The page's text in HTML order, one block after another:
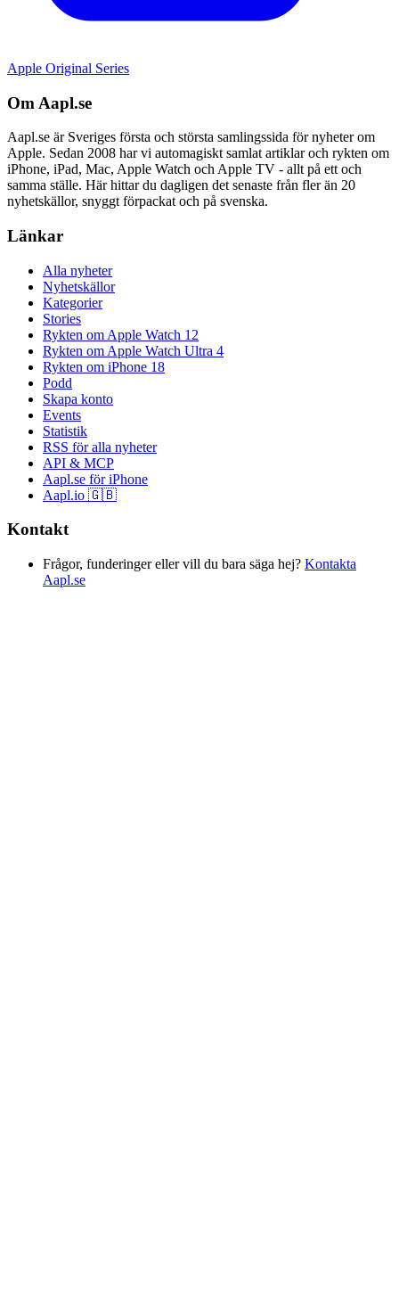
Apple Original Series
Om Aapl.se
Aapl.se är Sveriges första och största samlingssida för nyheter om
Apple. Sedan 2008 har vi automagiskt samlat artiklar och rykten om
iPhone, iPad, Mac, Apple Watch och Apple TV - allt på ett och
samma ställe. Här hittar du dagligen det senaste från fler än 20
nyhetskällor, snyggt förpackat och på svenska.
Länkar
Alla nyheter
Nyhetskällor
Kategorier
Stories
Rykten om Apple Watch 12
Rykten om Apple Watch Ultra 4
Rykten om iPhone 18
Podd
Skapa konto
Events
Statistik
RSS för alla nyheter
API & MCP
Aapl.se för iPhone
Aapl.io 🇬🇧
Kontakt
Frågor, funderinger eller vill du bara säga hej? Kontakta
Aapl.se